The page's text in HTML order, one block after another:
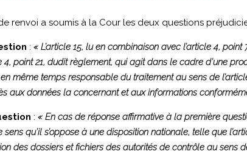
renvoi a soumis à la Cour les deux questions
: « L’article 15, lu en combinaison avec l’article 4,
4, point 21, dudit règlement, qui agit dans le cadre d’une
même temps responsable du traitement au sens de
aux données la concernant et aux informations
: « En cas de réponse affirmative à la première
sens qu’il s’oppose à une disposition nationale, telle que
des dossiers et fichiers des autorités de contrôle au sens